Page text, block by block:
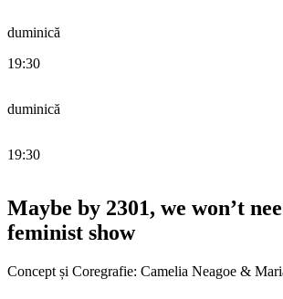
duminică
19:30
duminică
19:30
Maybe by 2301, we won’t
feminist show
Concept și Coregrafie: Camelia Neagoe &